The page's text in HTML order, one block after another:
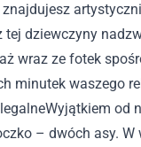
tej dziewczyny
wraz ze fotek
minutek waszego
Wyjątkiem od
– dwóch asy. W